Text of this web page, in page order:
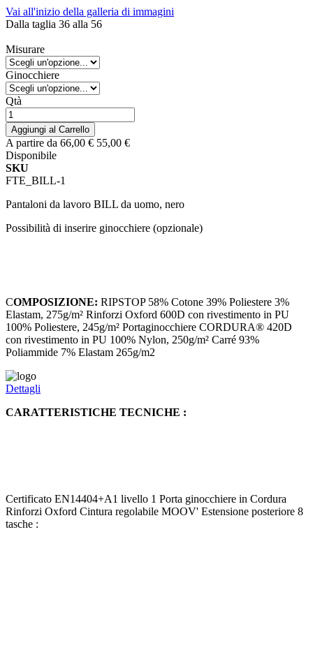
Vai all'inizio della galleria di immagini
Dalla taglia 36 alla 56
Misurare
Ginocchiere
Qtà
Aggiungi al Carrello
A partire da 66,00 € 55,00 €
Disponibile
SKU
FTE_BILL-1
Pantaloni da lavoro BILL da uomo, nero
Possibilità di inserire ginocchiere (opzionale)
COMPOSIZIONE: RIPSTOP 58% Cotone 39% Poliestere 3%
Elastam, 275g/m² Rinforzi Oxford 600D con rivestimento in PU
100% Poliestere, 245g/m² Portaginocchiere CORDURA® 420D
con rivestimento in PU 100% Nylon, 250g/m² Carré 93%
Poliammide 7% Elastam 265g/m2
Dettagli
CARATTERISTICHE TECNICHE :
Certificato EN14404+A1 livello 1 Porta ginocchiere in Cordura
Rinforzi Oxford Cintura regolabile MOOV' Estensione posteriore 8
tasche :